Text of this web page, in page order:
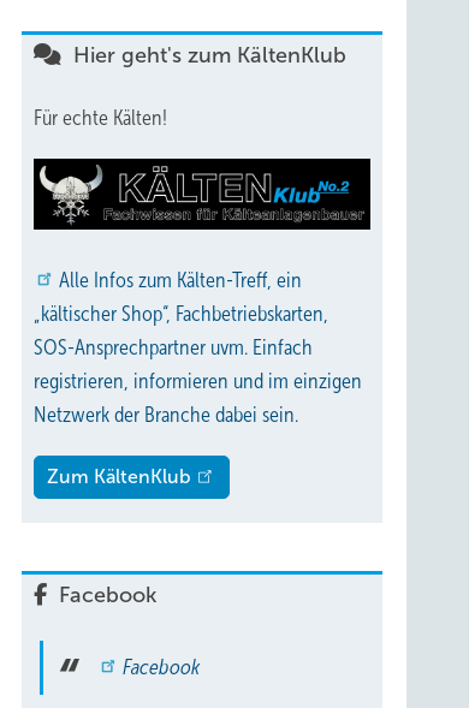
Hier geht's zum KältenKlub
Für echte Kälten!
Alle Infos zum Kälten-Treff, ein
„kältischer Shop“, Fachbetriebskarten,
SOS-Ansprechpartner uvm. Einfach
registrieren, informieren und im einzigen
Netzwerk der Branche dabei sein.
Zum KältenKlub
Facebook
Facebook